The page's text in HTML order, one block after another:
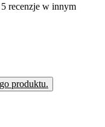
recenzje w innym
produktu.